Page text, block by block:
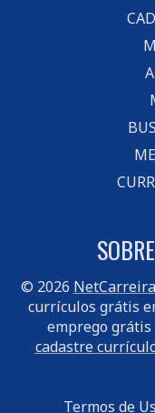
© 2026
currículos grátis
emprego
cadastre
Termos de